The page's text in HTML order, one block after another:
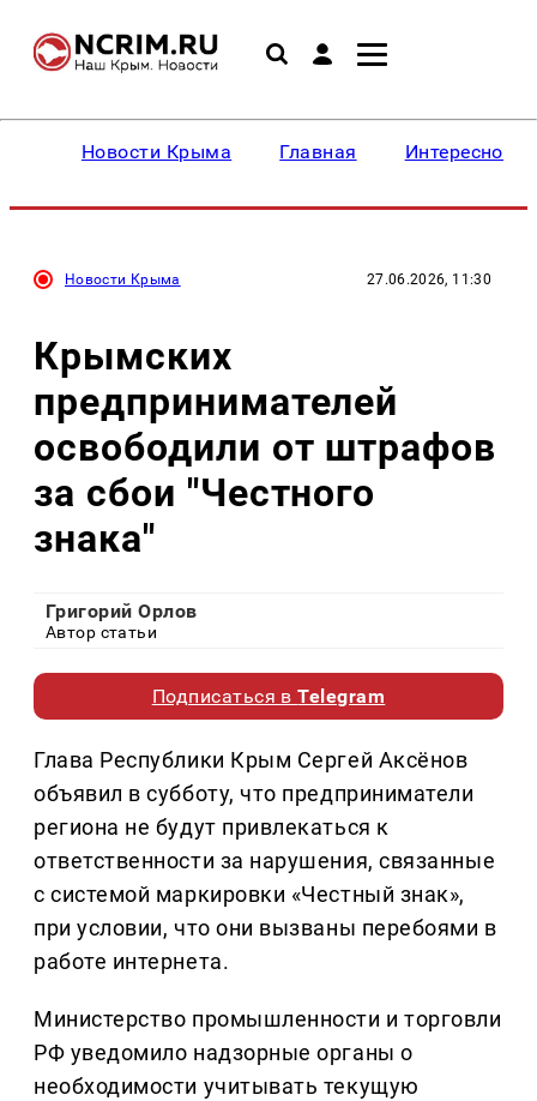
Новости Крыма Главная Интересное
Новости Крыма 27.06.2026, 11:30
Крымских
предпринимателей
освободили от штрафов
за сбои "Честного
знака"
Григорий Орлов
Автор статьи
Подписаться вTelegram
Глава Республики Крым Сергей Аксёнов
объявил в субботу, что предприниматели
региона не будут привлекаться к
ответственности за нарушения, связанные
с системой маркировки «Честный знак»,
при условии, что они вызваны перебоями в
работе интернета.
Министерство промышленности и торговли
РФ уведомило надзорные органы о
необходимости учитывать текущую